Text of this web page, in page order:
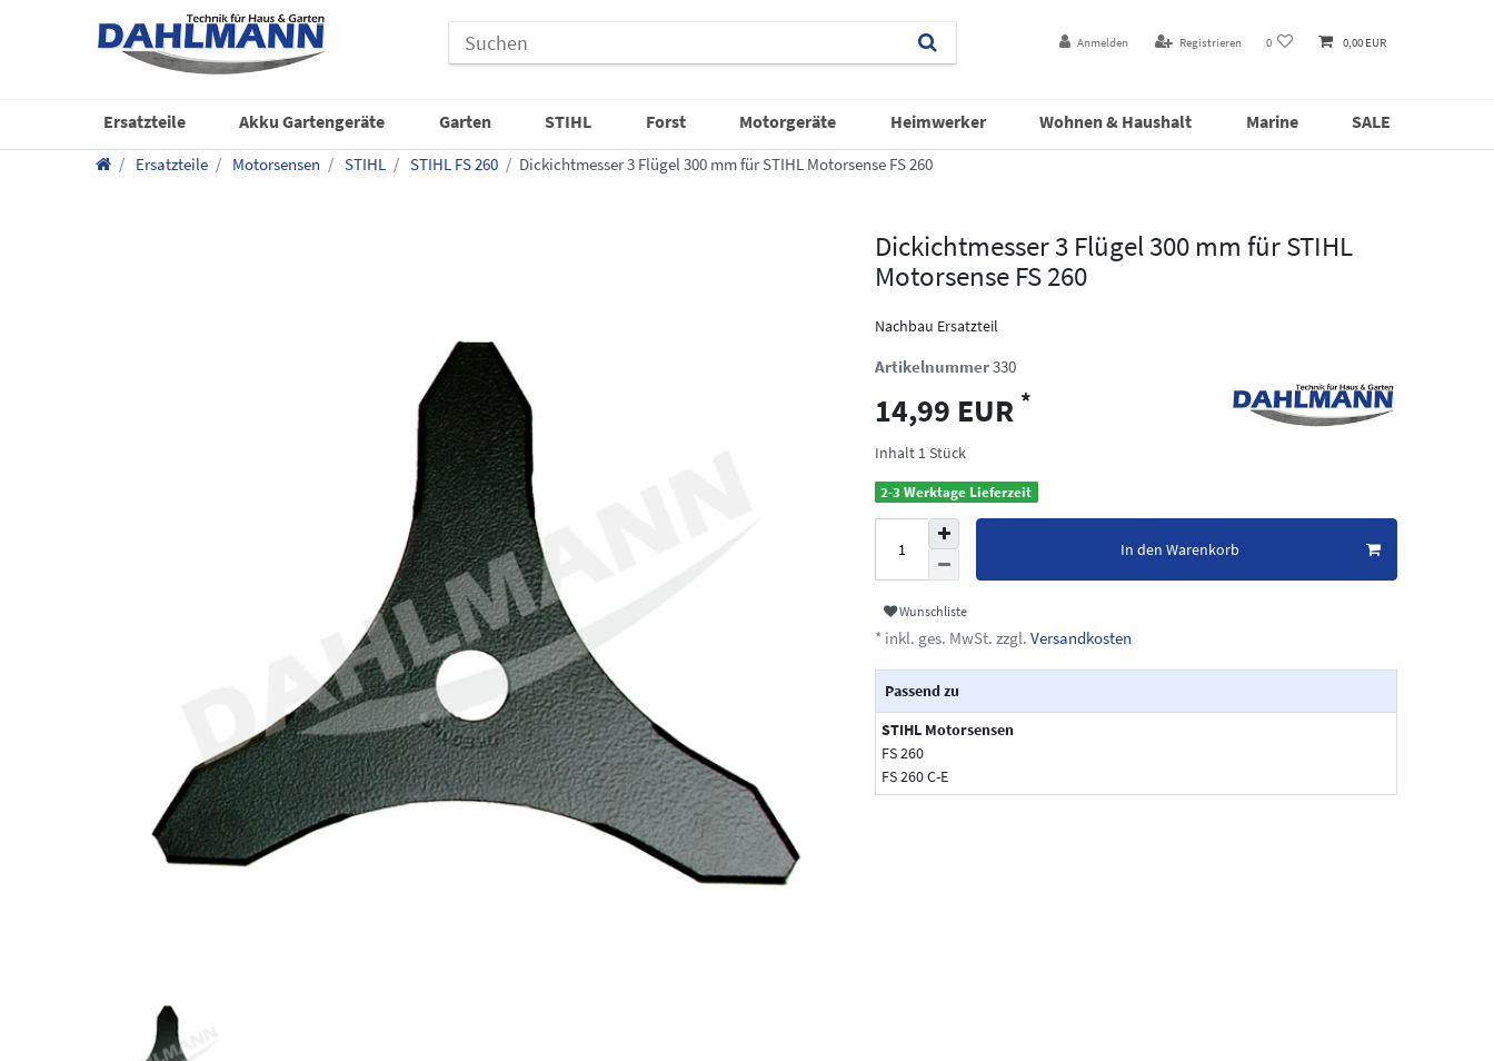
Anmelden Registrieren 0 0,00 EUR
Ersatzteile Akku Gartengeräte Garten STIHL Forst Motorgeräte Heimwerker Wohnen & Haushalt Marine SALE
Ersatzteile Motorsensen STIHL STIHL FS 260 Dickichtmesser 3 Flügel 300 mm für STIHL Motorsense FS 260
Dickichtmesser 3 Flügel 300 mm für STIHL
Motorsense FS 260
Nachbau Ersatzteil
Artikelnummer330
14,99 EUR *
Inhalt 1Stück
2-3 Werktage Lieferzeit
In den Warenkorb
Wunschliste
* inkl. ges. MwSt. zzgl. Versandkosten
Passend zu
STIHL Motorsensen
FS 260
FS 260 C-E